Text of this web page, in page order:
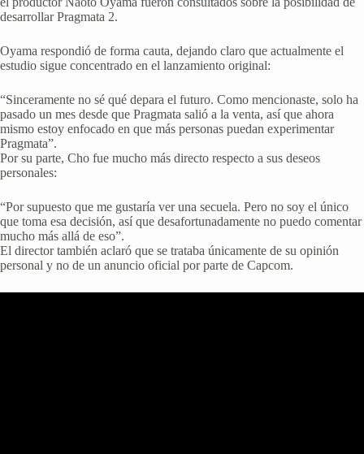
desarrollar Pragmata 2.
Oyama respondió de forma cauta, dejando claro que actualmente el
estudio sigue concentrado en el lanzamiento original:
“Sinceramente no sé qué depara el futuro. Como mencionaste, solo ha
pasado un mes desde que Pragmata salió a la venta, así que ahora
mismo estoy enfocado en que más personas puedan experimentar
Pragmata”.
Por su parte, Cho fue mucho más directo respecto a sus deseos
personales:
“Por supuesto que me gustaría ver una secuela. Pero no soy el único
que toma esa decisión, así que desafortunadamente no puedo comentar
mucho más allá de eso”.
El director también aclaró que se trataba únicamente de su opinión
personal y no de un anuncio oficial por parte de Capcom.